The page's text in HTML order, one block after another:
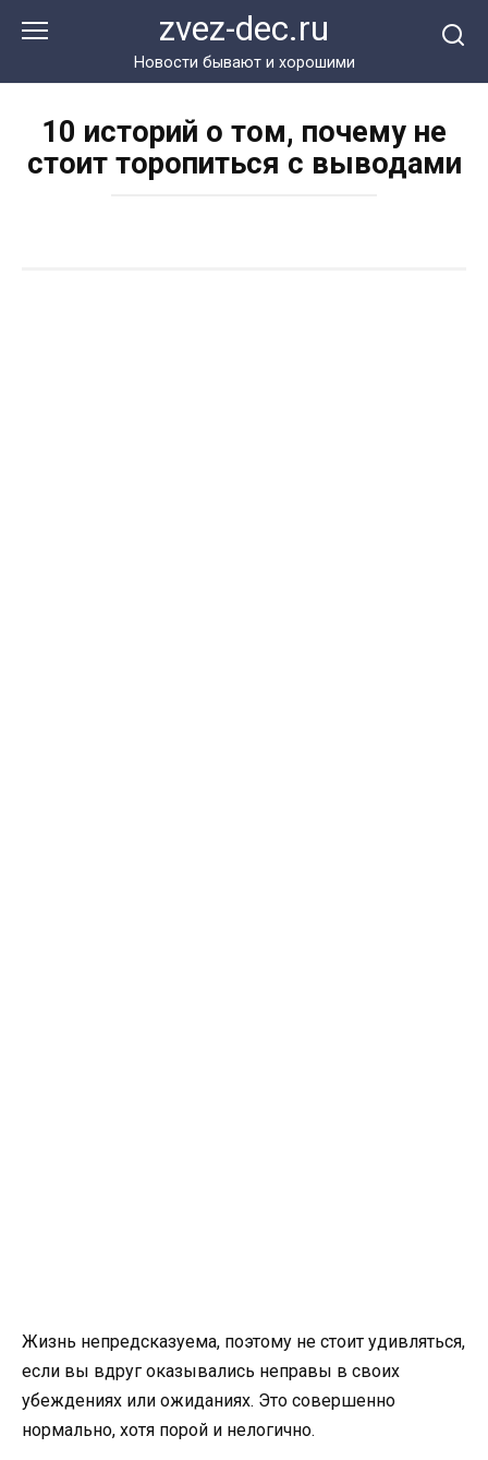
zvez-dec.ru
Новости бывают и хорошими
10 историй о том, почему не
стоит торопиться с выводами
Жизнь непредсказуема, поэтому не стоит удивляться,
если вы вдруг оказывались неправы в своих
убеждениях или ожиданиях. Это совершенно
нормально, хотя порой и нелогично.